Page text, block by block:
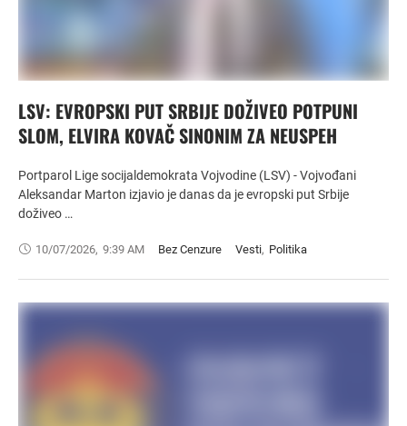
LSV: EVROPSKI PUT SRBIJE DOŽIVEO POTPUNI
SLOM, ELVIRA KOVAČ SINONIM ZA NEUSPEH
Portparol Lige socijaldemokrata Vojvodine (LSV) - Vojvođani
Aleksandar Marton izjavio je danas da je evropski put Srbije
doživeo …
10/07/2026, 9:39 AM Bez Cenzure Vesti, Politika